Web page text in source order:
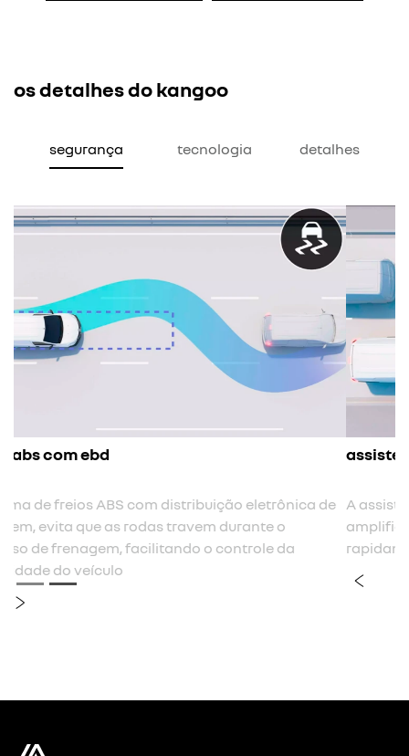
os detalhes do kangoo
segurança tecnologia detalhes
assistente de frenagem de emergência (afu)
A assistência à frenagem de emergência é acionado e
amplifica a frenagem quando o motorista passa muito
rapidamente entre o acelerador e o pedal do freio
previousnext